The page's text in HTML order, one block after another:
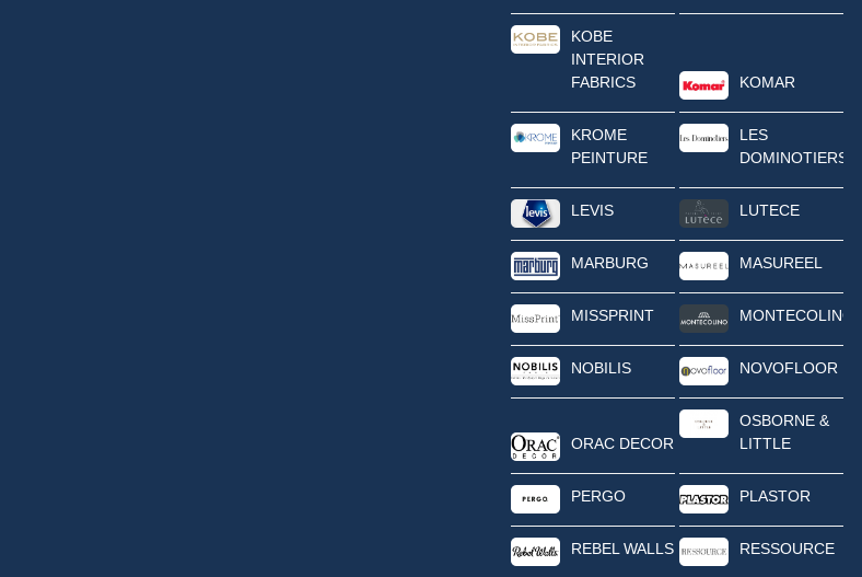
KOBE
INTERIOR
FABRICS
KOMAR
KROME
PEINTURE
LES
DOMINOTIERS
LEVIS LUTECE
MARBURG MASUREEL
MISSPRINT MONTECOLINO
NOBILIS NOVOFLOOR
ORAC DECOR
OSBORNE &
LITTLE
PERGO PLASTOR
REBEL WALLS RESSOURCE